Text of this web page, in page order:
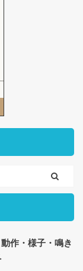
作・様子・鳴き